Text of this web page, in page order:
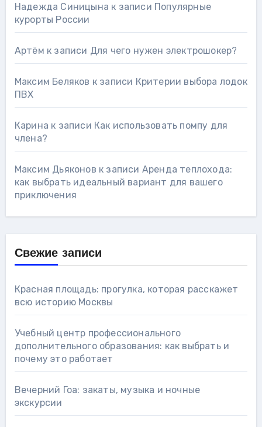
Надежда Синицына к записи Популярные
курорты России
Артём к записи Для чего нужен электрошокер?
Максим Беляков к записи Критерии выбора лодок
ПВХ
Карина к записи Как использовать помпу для
члена?
Максим Дьяконов к записи Аренда теплохода:
как выбрать идеальный вариант для вашего
приключения
Свежие записи
Красная площадь: прогулка, которая расскажет
всю историю Москвы
Учебный центр профессионального
дополнительного образования: как выбрать и
почему это работает
Вечерний Гоа: закаты, музыка и ночные
экскурсии